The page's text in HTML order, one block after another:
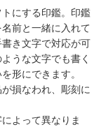
にする印鑑。印鑑
前と一緒に入れて
き文字で対応が可
うな文字でも書く
形にできます。
損なわれ、彫刻に
よって異なりま